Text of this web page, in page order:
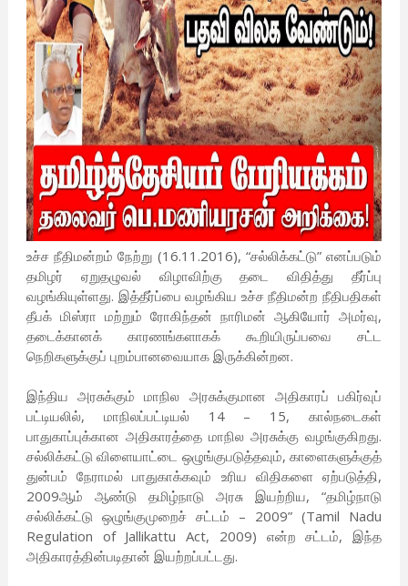
உச்ச நீதிமன்றம் நேற்று (16.11.2016), “சல்லிக்கட்டு” எனப்படும்
தமிழர் ஏறுதழுவல் விழாவிற்கு தடை விதித்து தீர்ப்பு
வழங்கியுள்ளது. இத்தீர்ப்பை வழங்கிய உச்ச நீதிமன்ற நீதிபதிகள்
தீபக் மிஸ்ரா மற்றும் ரோகிந்தன் நாரிமன் ஆகியோர் அமர்வு,
தடைக்கானக் காரணங்களாகக் கூறியிருப்பவை சட்ட
நெறிகளுக்குப் புறம்பானவையாக இருக்கின்றன.
இந்திய அரசுக்கும் மாநில அரசுக்குமான அதிகாரப் பகிர்வுப்
பட்டியலில், மாநிலப்பட்டியல் 14 – 15, கால்நடைகள்
பாதுகாப்புக்கான அதிகாரத்தை மாநில அரசுக்கு வழங்குகிறது.
சல்லிக்கட்டு விளையாட்டை ஒழுங்குபடுத்தவும், காளைகளுக்குத்
துன்பம் நேராமல் பாதுகாக்கவும் உரிய விதிகளை ஏற்படுத்தி,
2009ஆம் ஆண்டு தமிழ்நாடு அரசு இயற்றிய, “தமிழ்நாடு
சல்லிக்கட்டு ஒழுங்குமுறைச் சட்டம் – 2009” (Tamil Nadu
Regulation of Jallikattu Act, 2009) என்ற சட்டம், இந்த
அதிகாரத்தின்படிதான் இயற்றப்பட்டது.